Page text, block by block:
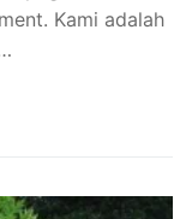
Kami adalah